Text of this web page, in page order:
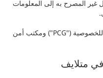
غير المصرح به إلى المعلومات
يُدار البرنامج من قبل مجموعة الامتثال للخصوصية ("PCG") ومكتب أمن
متلايف